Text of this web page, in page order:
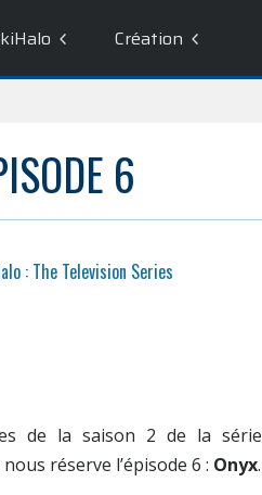
Création
6
: The Television Series
de la saison 2 de la série
réserve l’épisode 6 : Onyx.